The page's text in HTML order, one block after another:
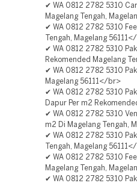
✔ WA 0812 2782 5310
Magelang Tengah,
✔ WA 0812 2782 5310
Tengah, Magelang
✔ WA 0812 2782 5310
Rekomended Magelang
✔ WA 0812 2782 5310
Magelang 56111</br>
✔ WA 0812 2782 5310
Dapur Per m2
✔ WA 0812 2782 5310
m2 Di Magelang Tengah,
✔ WA 0812 2782 5310
Tengah, Magelang
✔ WA 0812 2782 5310
Magelang Tengah,
✔ WA 0812 2782 5310